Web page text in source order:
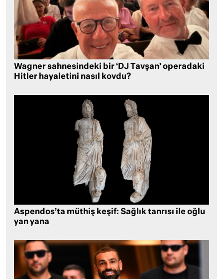
Wagner sahnesindeki bir ‘DJ Tavşan’ operadaki
Hitler hayaletini nasıl kovdu?
Aspendos’ta müthiş keşif: Sağlık tanrısı ile oğlu
yan yana